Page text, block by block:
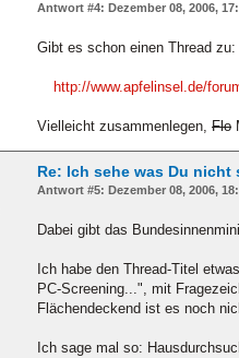
Antwort #4: Dezember 08, 2006,
Gibt es schon einen Thread zu:
http://www.apfelinsel.de/
Vielleicht zusammenlegen, Flo
Re: Ich sehe was Du
Antwort #5: Dezember 08, 2006,
Dabei gibt das
Ich habe den Thread-Titel
PC-Screening...", mit
Flächendeckend ist es noch
Ich sage mal so: